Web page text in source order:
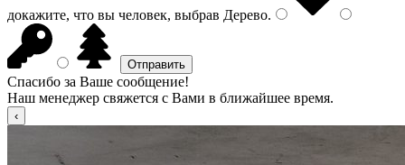
докажите, что вы человек, выбрав Дерево.
Спасибо за Ваше сообщение!
Наш менеджер свяжется с Вами в ближайшее время.